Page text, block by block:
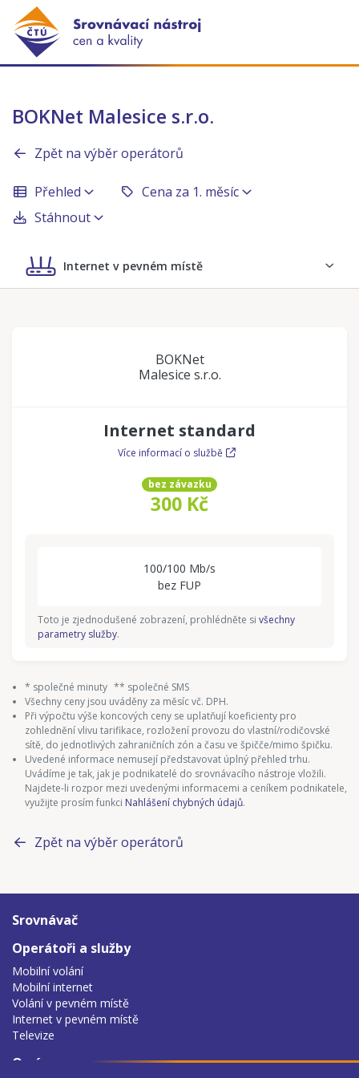
BOKNet Malesice s.r.o.
Zpět na výběr operátorů
Přehled
Cena za 1. měsíc
Stáhnout
Internet v pevném místě
BOKNet
Malesice s.r.o.
Internet standard
Více informací o službě
bez závazku
300 Kč
100/100 Mb/s
bez FUP
Toto je zjednodušené zobrazení, prohlédněte si všechny
parametry služby.
* společné minuty ** společné SMS
Všechny ceny jsou uváděny za měsíc vč. DPH.
Při výpočtu výše koncových ceny se uplatňují koeficienty pro
zohlednění vlivu tarifikace, rozložení provozu do vlastní/rodičovské
sítě, do jednotlivých zahraničních zón a času ve špičče/mimo špičku.
Uvedené informace nemusejí představovat úplný přehled trhu.
Uvádíme je tak, jak je podnikatelé do srovnávacího nástroje vložili.
Najdete-li rozpor mezi uvedenými informacemi a ceníkem podnikatele,
využijte prosím funkci Nahlášení chybných údajů.
Zpět na výběr operátorů
Srovnávač
Operátoři a služby
Mobilní volání
Mobilní internet
Volání v pevném místě
Internet v pevném místě
Televize
O nás